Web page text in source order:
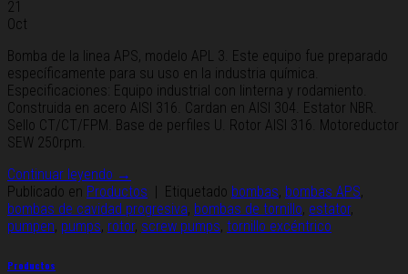
21
Oct
Bomba de la linea APS, modelo APL 3. Este equipo fue preparado
específicamente para su uso en la industria química.
Especificaciones: Equipo industrial con linterna y rodamiento.
Construida en acero AISI 316. Cardan en AISI 304. Estator NBR.
Sello CT/CT/FPM. Base de perfiles U. Rotor AISI 316. Motoreductor
SEW 250rpm.
Continuar leyendo →
Publicado en Productos Etiquetado bombas, bombas APS,
bombas de cavidad progresiva, bombas de tornillo, estator,
pumpen, pumps, rotor, screw pumps, tornillo excéntrico
Productos